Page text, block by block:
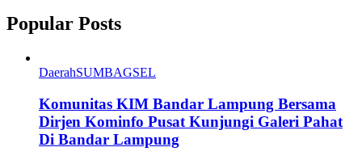
Popular Posts
DaerahSUMBAGSEL
Komunitas KIM Bandar Lampung Bersama
Dirjen Kominfo Pusat Kunjungi Galeri Pahat
Di Bandar Lampung